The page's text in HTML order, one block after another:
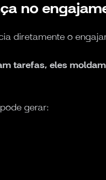
no
diretamente o
tarefas, eles
gerar: